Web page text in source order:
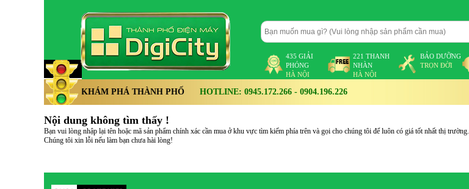
435 GIẢI
PHÓNG
HÀ NỘI
221 THANH
NHÀN
HÀ NỘI
BẢO DƯỠNG
TRỌN ĐỜI
KHÁM PHÁ THÀNH PHỐ HOTLINE: 0945.172.266 - 0904.196.226
Nội dung không tìm thấy !
Bạn vui lòng nhập lại tên hoặc mã sản phẩm chính xác cần mua ở khu vực tìm kiếm phía trên và gọi cho chúng tôi để luôn có giá tốt nhất thị trường.
Chúng tôi xin lỗi nếu làm bạn chưa hài lòng!